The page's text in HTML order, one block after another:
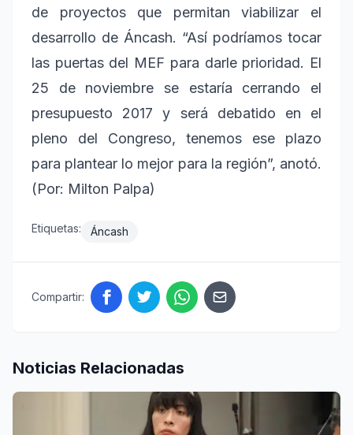
de proyectos que permitan viabilizar el
desarrollo de Áncash. “Así podríamos tocar
las puertas del MEF para darle prioridad. El
25 de noviembre se estaría cerrando el
presupuesto 2017 y será debatido en el
pleno del Congreso, tenemos ese plazo
para plantear lo mejor para la región”, anotó.
(Por: Milton Palpa)
Etiquetas: Áncash
Compartir:
Noticias Relacionadas